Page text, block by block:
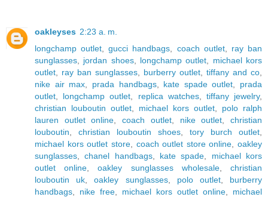
oakleyses 2:23 a. m.
longchamp outlet ,gucci handbags coach outlet, ray ban
sunglasses
jordan shoes, longchamp outlet
michael kors
outlet
ray ban sunglasses burberry outlet tiffany and co
nike air max
prada handbags, kate spade outlet
prada
outlet
longchamp outlet replica watches, tiffany jewelry,
christian louboutin outlet
michael kors outlet
polo ralph
lauren outlet online ,coach outlet, nike outlet ,christian
louboutin
christian louboutin shoes tory burch outlet
michael kors outlet store, coach outlet store online
oakley
sunglasses ,chanel handbags, kate spade
michael kors
outlet online ,oakley sunglasses wholesale,christian
louboutin uk ,oakley sunglasses, polo outlet, burberry
handbags
nike free michael kors outlet online
michael